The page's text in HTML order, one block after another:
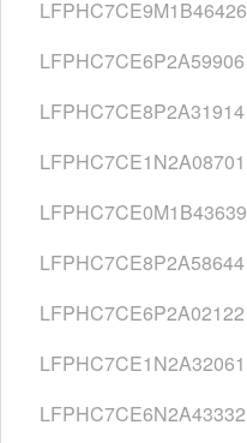
LFPHC7CE9M1B46426
LFPHC7CE6P2A59906
LFPHC7CE8P2A31914
LFPHC7CE1N2A08701
LFPHC7CE0M1B43639
LFPHC7CE8P2A58644
LFPHC7CE6P2A02122
LFPHC7CE1N2A32061
LFPHC7CE6N2A43332